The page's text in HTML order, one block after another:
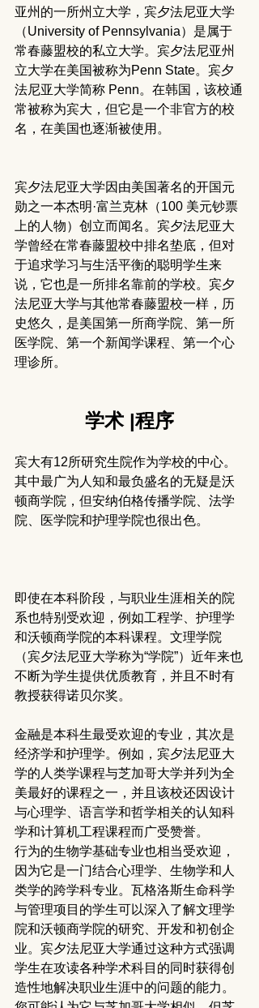
亚州的一所州立大学，宾夕法尼亚大学
（University of Pennsylvania）是属于
常春藤盟校的私立大学。宾夕法尼亚州
立大学在美国被称为Penn State。宾夕
法尼亚大学简称 Penn。在韩国，该校通
常被称为宾大，但它是一个非官方的校
名，在美国也逐渐被使用。
宾夕法尼亚大学因由美国著名的开国元
勋之一本杰明·富兰克林（100 美元钞票
上的人物）创立而闻名。宾夕法尼亚大
学曾经在常春藤盟校中排名垫底，但对
于追求学习与生活平衡的聪明学生来
说，它也是一所排名靠前的学校。宾夕
法尼亚大学与其他常春藤盟校一样，历
史悠久，是美国第一所商学院、第一所
医学院、第一个新闻学课程、第一个心
理诊所。
学术 |程序
宾大有12所研究生院作为学校的中心。
其中最广为人知和最负盛名的无疑是沃
顿商学院，但安纳伯格传播学院、法学
院、医学院和护理学院也很出色。
即使在本科阶段，与职业生涯相关的院
系也特别受欢迎，例如工程学、护理学
和沃顿商学院的本科课程。文理学院
（宾夕法尼亚大学称为“学院”）近年来也
不断为学生提供优质教育，并且不时有
教授获得诺贝尔奖。
金融是本科生最受欢迎的专业，其次是
经济学和护理学。例如，宾夕法尼亚大
学的人类学课程与芝加哥大学并列为全
美最好的课程之一，并且该校还因设计
与心理学、语言学和哲学相关的认知科
学和计算机工程课程而广受赞誉。
行为的生物学基础专业也相当受欢迎，
因为它是一门结合心理学、生物学和人
类学的跨学科专业。瓦格洛斯生命科学
与管理项目的学生可以深入了解文理学
院和沃顿商学院的研究、开发和初创企
业。宾夕法尼亚大学通过这种方式强调
学生在攻读各种学术科目的同时获得创
造性地解决职业生涯中的问题的能力。